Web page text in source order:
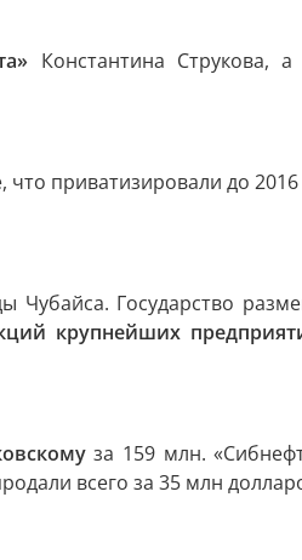
Константина Струкова,
приватизировали до
Государство
крупнейших
за 159 млн.
всего за 35 млн